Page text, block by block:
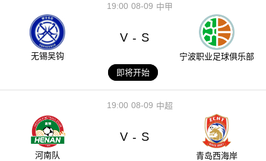
08-09
19:00 中甲
无锡吴钩
V - S
宁波职业足球俱乐部
即将开始
08-09
19:00 中超
河南队
V - S
青岛西海岸